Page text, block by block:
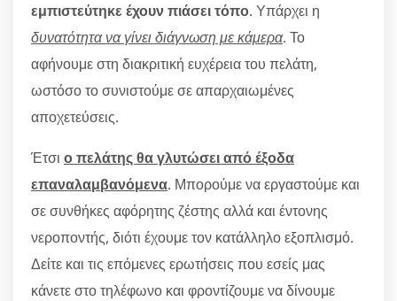
εμπιστεύτηκε έχουν πιάσει τόπο. Υπάρχει η
δυνατότητα να γίνει διάγνωση με κάμερα. Το
αφήνουμε στη διακριτική ευχέρεια του πελάτη,
ωστόσο το συνιστούμε σε απαρχαιωμένες
αποχετεύσεις.
Έτσι ο πελάτης θα γλυτώσει από έξοδα
επαναλαμβανόμενα. Μπορούμε να εργαστούμε και
σε συνθήκες αφόρητης ζέστης αλλά και έντονης
νεροποντής, διότι έχουμε τον κατάλληλο εξοπλισμό.
Δείτε και τις επόμενες ερωτήσεις που εσείς μας
κάνετε στο τηλέφωνο και φροντίζουμε να δίνουμε